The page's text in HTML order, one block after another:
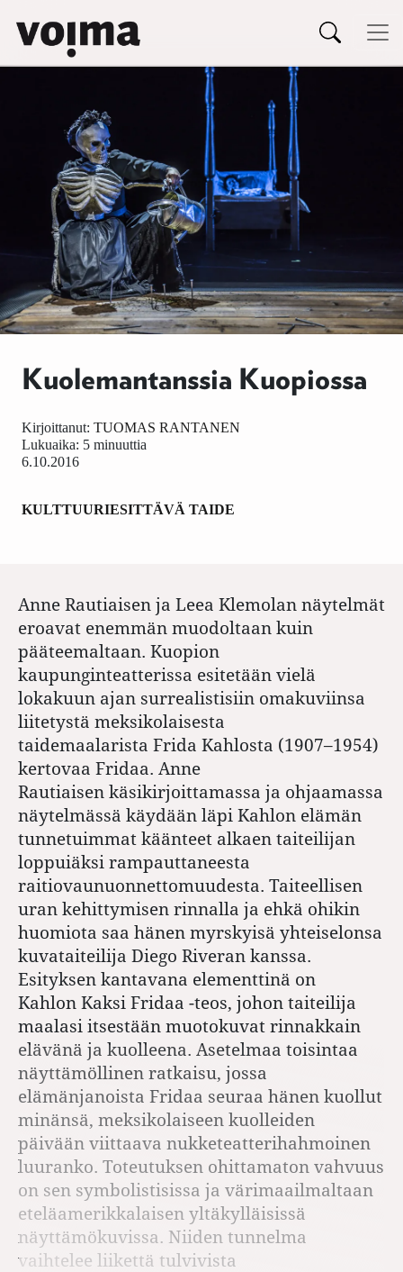
Siirry sisältöön
Päävalikko
Kuolemantanssia Kuopiossa
6.10.2016
Kirjoittanut: TUOMAS RANTANEN
Lukuaika: 5 minuuttia
KULTTUURIESITTÄVÄ TAIDE
Anne Rautiaisen ja Leea Klemolan näytelmät
eroavat enemmän muodoltaan kuin
pääteemaltaan. Kuopion
kaupunginteatterissa esitetään vielä
lokakuun ajan surrealistisiin omakuviinsa
liitetystä meksikolaisesta
taidemaalarista Frida Kahlosta (1907–1954)
kertovaa Fridaa. Anne
Rautiaisen käsikirjoittamassa ja ohjaamassa
näytelmässä käydään läpi Kahlon elämän
tunnetuimmat käänteet alkaen taiteilijan
loppuiäksi rampauttaneesta
raitiovaunuonnettomuudesta. Taiteellisen
uran kehittymisen rinnalla ja ehkä ohikin
huomiota saa hänen myrskyisä yhteiselonsa
kuvataiteilija Diego Riveran kanssa.
Esityksen kantavana elementtinä on
Kahlon Kaksi Fridaa -­teos, johon taiteilija
maalasi itsestään muotokuvat rinnakkain
elävänä ja kuolleena. Asetelmaa toisintaa
näyttämöllinen ratkaisu, jossa
elämänjanoista Fridaa seuraa hänen kuollut
minänsä, meksikolaiseen kuolleiden
päivään viittaava nukketeatterihahmoinen
luuranko. Toteutuksen ohittamaton vahvuus
on sen symbolistisissa ja värimaailmaltaan
eteläamerikkalaisen yltäkylläisissä
näyttämökuvissa. Niiden tunnelma
vaihtelee liikettä tulvivista